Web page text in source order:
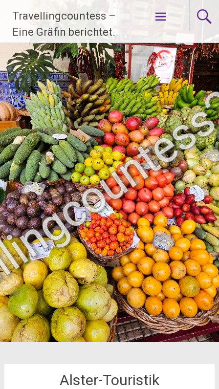
Inhalt
springen
Travellingcountess –
Eine Gräfin berichtet.
Alster-Touristik